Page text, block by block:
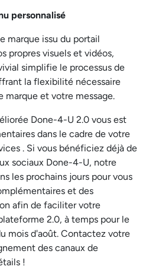
personnalisé
marque issu du portail
propres visuels et vidéos,
simplifie le processus de
la flexibilité nécessaire
marque et votre message.
Done-4-U 2.0 vous est
dans le cadre de votre
. Si vous bénéficiez déjà de
sociaux Done-4-U, notre
les prochains jours pour vous
et des
afin de faciliter votre
2.0, à temps pour le
mois d'août. Contactez votre
des canaux de
!